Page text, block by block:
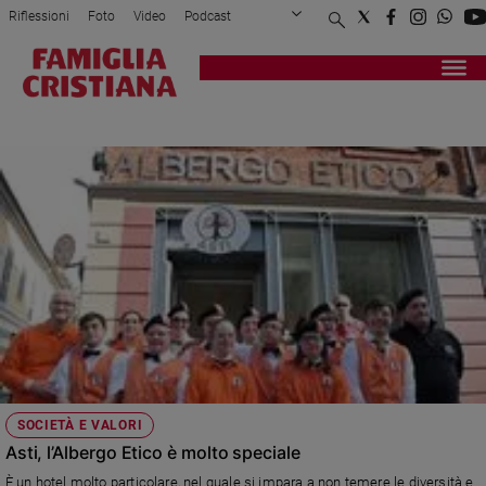
Attualità
Economia
Legalità
e
giustizia
Sport
Interviste
Papa
Papa
Riflessioni Foto Video Podcast
Privacy Policy Chi siamo
Registrati Redazione
SOCIETÀ E VALORI
Asti, l’Albergo Etico è molto speciale
È un hotel molto particolare, nel quale si impara a non temere le diversità e